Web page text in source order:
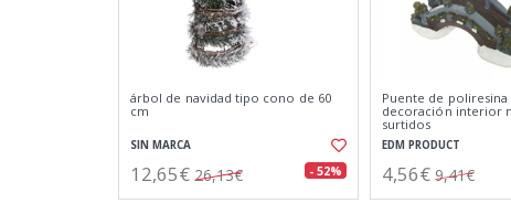
árbol de navidad tipo cono de 60
cm
SIN MARCA
12,65€ 26,13€ - 52%
Puente de poliresina
decoración interior
surtidos
EDM PRODUCT
4,56€ 9,41€